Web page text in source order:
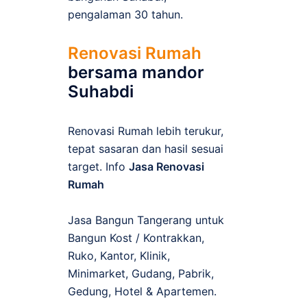
pengalaman 30 tahun.
Renovasi Rumah
bersama mandor
Suhabdi
Renovasi Rumah lebih terukur,
tepat sasaran dan hasil sesuai
target. Info Jasa Renovasi
Rumah
Jasa Bangun Tangerang untuk
Bangun Kost / Kontrakkan,
Ruko, Kantor, Klinik,
Minimarket, Gudang, Pabrik,
Gedung, Hotel & Apartemen.